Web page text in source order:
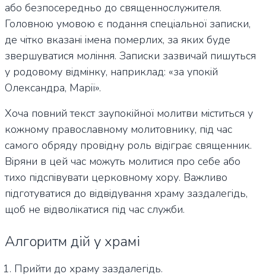
або безпосередньо до священнослужителя.
Головною умовою є подання спеціальної записки,
де чітко вказані імена померлих, за яких буде
звершуватися моління. Записки зазвичай пишуться
у родовому відмінку, наприклад: «за упокій
Олександра, Марії».
Хоча повний текст заупокійної молитви міститься у
кожному православному молитовнику, під час
самого обряду провідну роль відіграє священник.
Віряни в цей час можуть молитися про себе або
тихо підспівувати церковному хору. Важливо
підготуватися до відвідування храму заздалегідь,
щоб не відволікатися під час служби.
Алгоритм дій у храмі
Прийти до храму заздалегідь.